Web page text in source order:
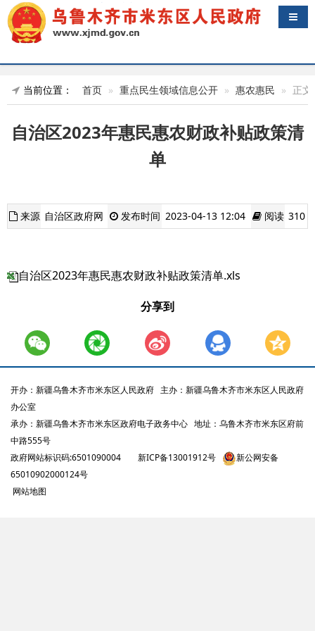
导航
当前位置： 首页 重点民生领域信息公开 惠农惠民 正文
自治区2023年惠民惠农财政补贴政策清
单
来源 自治区政府网 发布时间 2023-04-13 12:04 阅读 310
自治区2023年惠民惠农财政补贴政策清单.xls
分享到
开办：新疆乌鲁木齐市米东区人民政府 主办：新疆乌鲁木齐市米东区人民政府
办公室
承办：新疆乌鲁木齐市米东区政府电子政务中心 地址：乌鲁木齐市米东区府前
中路555号
政府网站标识码:6501090004
新ICP备13001912号
新公网安备
65010902000124号
网站地图